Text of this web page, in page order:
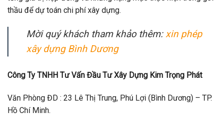
thầu để dự toán chi phí xây dựng.
Mời quý khách tham khảo thêm:xin phép
xây dựng Bình Dương
Công Ty TNHH Tư Vấn Đầu Tư Xây Dựng Kim Trọng Phát
Văn Phòng ĐD : 23 Lê Thị Trung, Phú Lợi (Bình Dương) – TP.
Hồ Chí Minh.